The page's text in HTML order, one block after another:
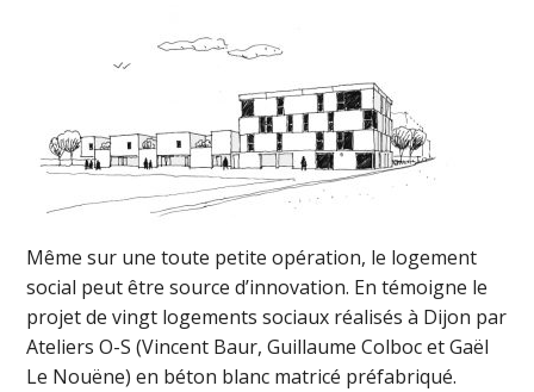
Même sur une toute petite opération, le logement
social peut être source d’innovation. En témoigne le
projet de vingt logements sociaux réalisés à Dijon par
Ateliers O-S (Vincent Baur, Guillaume Colboc et Gaël
Le Nouëne) en béton blanc matricé préfabriqué.